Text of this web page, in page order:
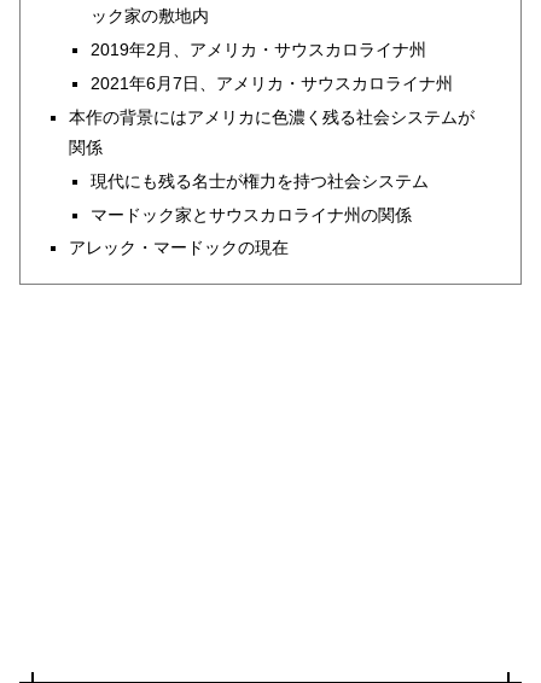
ック家の敷地内
2019年2月、アメリカ・サウスカロライナ州
2021年6月7日、アメリカ・サウスカロライナ州
本作の背景にはアメリカに色濃く残る社会システムが
関係
現代にも残る名士が権力を持つ社会システム
マードック家とサウスカロライナ州の関係
アレック・マードックの現在